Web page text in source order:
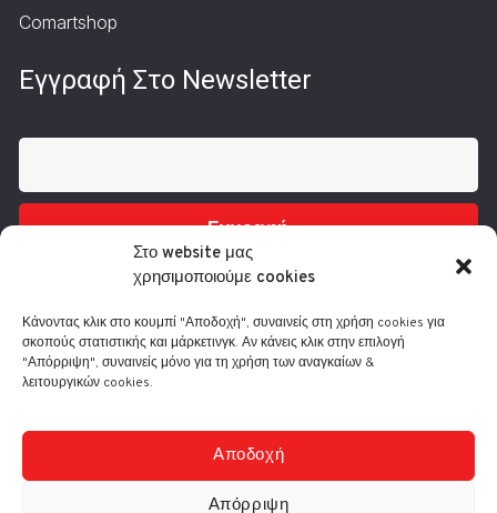
Στο website μας
χρησιμοποιούμε cookies
Κάνοντας κλικ στο κουμπί "Αποδοχή", συναινείς στη χρήση cookies για
σκοπούς στατιστικής και μάρκετινγκ. Αν κάνεις κλικ στην επιλογή
"Απόρριψη", συναινείς μόνο για τη χρήση των αναγκαίων &
λειτουργικών cookies.
Αποδοχή
Απόρριψη
Comartshop
Εγγραφή Στο Newsletter
Εγγραφή
Τηλ.: 210 3416200
Δευ - Παρ: 9:30 - 18:00